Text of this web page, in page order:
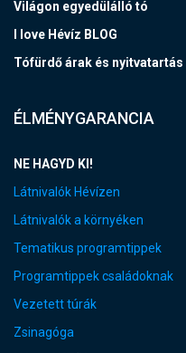
Világon egyedülálló tó
I love Hévíz BLOG
Tófürdő árak és nyitvatartás
ÉLMÉNYGARANCIA
NE HAGYD KI!
Látnivalók Hévízen
Látnivalók a környéken
Tematikus programtippek
Programtippek családoknak
Vezetett túrák
Zsinagóga